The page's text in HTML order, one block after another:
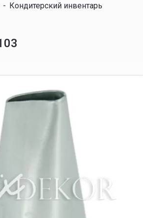
- Кондитерский инвентарь